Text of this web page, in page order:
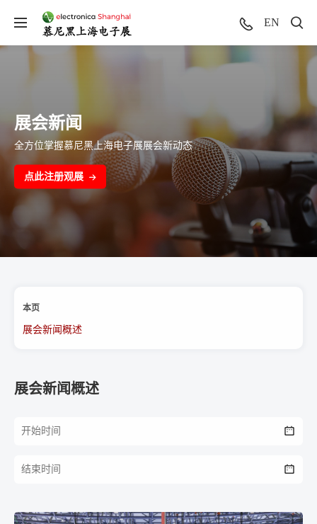
EN
展会新闻
全方位掌握慕尼黑上海电子展展会新动态
点此注册观展
本页
展会新闻概述
展会新闻概述